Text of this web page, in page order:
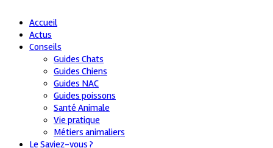
Accueil
Actus
Conseils
Guides Chats
Guides Chiens
Guides NAC
Guides poissons
Santé Animale
Vie pratique
Métiers animaliers
Le Saviez-vous ?